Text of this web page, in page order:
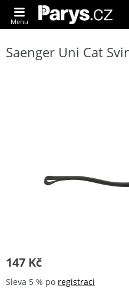
Menu
Saenger Uni Cat
147 Kč
Sleva 5 % po registraci